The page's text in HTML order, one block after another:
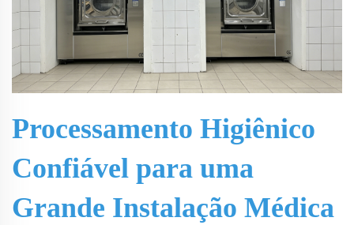
Processamento Higiênico
Confiável para uma
Grande Instalação Médica